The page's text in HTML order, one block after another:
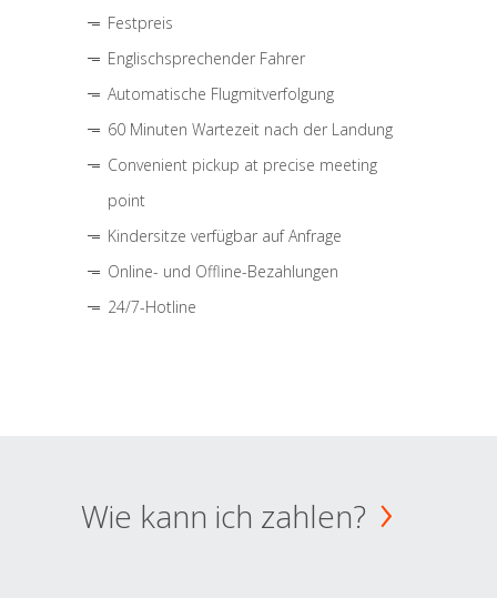
Festpreis
Englischsprechender Fahrer
Automatische Flugmitverfolgung
60 Minuten Wartezeit nach der Landung
Convenient pickup at precise meeting
point
Kindersitze verfügbar auf Anfrage
Online- und Offline-Bezahlungen
24/7-Hotline
Wie kann ich zahlen?